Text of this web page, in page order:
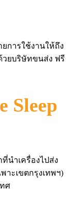
การใช้งานให้ถึง
วยบริษัทขนส่ง ฟรี
Sleep
ที่นำเครื่องไปส่ง
าะเขตกรุงเทพฯ)
ศ